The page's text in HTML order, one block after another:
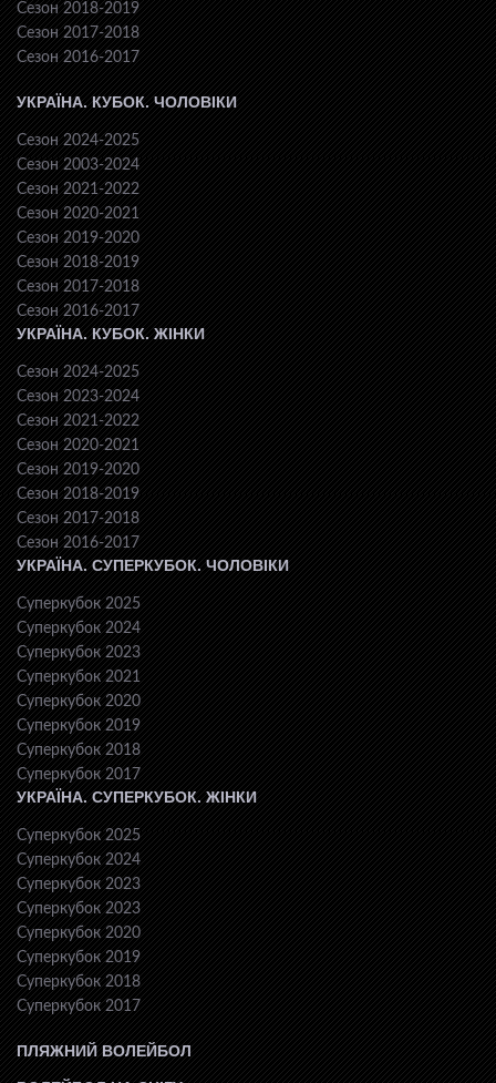
Сезон 2018-2019
Сезон 2017-2018
Сезон 2016-2017
УКРАЇНА. КУБОК. ЧОЛОВІКИ
Сезон 2024-2025
Сезон 2003-2024
Сезон 2021-2022
Сезон 2020-2021
Сезон 2019-2020
Сезон 2018-2019
Сезон 2017-2018
Сезон 2016-2017
УКРАЇНА. КУБОК. ЖІНКИ
Сезон 2024-2025
Сезон 2023-2024
Сезон 2021-2022
Сезон 2020-2021
Сезон 2019-2020
Сезон 2018-2019
Сезон 2017-2018
Сезон 2016-2017
УКРАЇНА. СУПЕРКУБОК. ЧОЛОВІКИ
Суперкубок 2025
Суперкубок 2024
Суперкубок 2023
Суперкубок 2021
Суперкубок 2020
Суперкубок 2019
Суперкубок 2018
Суперкубок 2017
УКРАЇНА. СУПЕРКУБОК. ЖІНКИ
Суперкубок 2025
Суперкубок 2024
Суперкубок 2023
Суперкубок 2023
Суперкубок 2020
Суперкубок 2019
Суперкубок 2018
Суперкубок 2017
ПЛЯЖНИЙ ВОЛЕЙБОЛ